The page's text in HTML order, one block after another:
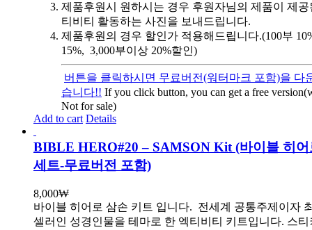
제품후원시 원하시는 경우 후원자님의 제품이 제
티비티 활동하는 사진을 보내드립니다.
제품후원의 경우 할인가 적용해드립니다.(100부
15%, 3,000부이상 20%할인)
버튼을 클릭하시면 무료버전(워터마크 포함)을 다
습니다!! If you click button, you can get a free
Not for sale)
Add to cart Details
BIBLE HERO#20 – SAMSON Kit (바이블 히어
세트-무료버전 포함)
8,000₩
바이블 히어로 삼손 키트 입니다. 전세계 공통주제이자
셀러인 성경인물을 테마로 한 엑티비티 키트입니다. 스